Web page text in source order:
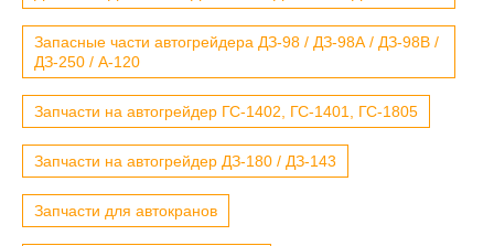
Запасные части автогрейдера ДЗ-98 / ДЗ-98А / ДЗ-98В /
ДЗ-250 / А-120
Запчасти на автогрейдер ГС-1402, ГС-1401, ГС-1805
Запчасти на автогрейдер ДЗ-180 / ДЗ-143
Запчасти для автокранов